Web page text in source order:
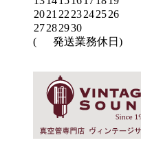
2021 22 23242526
27282930
(
発送業務休日)